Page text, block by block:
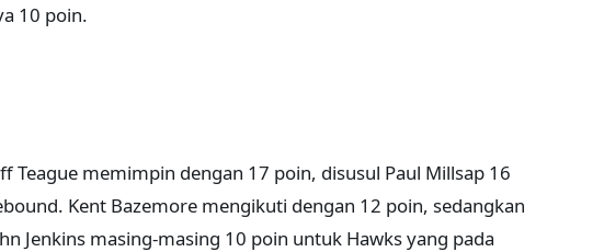
10 poin.
Teague memimpin dengan 17 poin, disusul Paul Millsap 16
Kent Bazemore mengikuti dengan 12 poin, sedangkan
Jenkins masing-masing 10 poin untuk Hawks yang pada